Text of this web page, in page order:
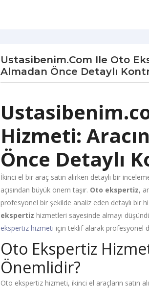
Ustasibenim.com Ile Oto
Almadan Önce Detaylı
Hizmeti:
Önce Detaylı
İkinci el bir araç satın alırken detaylı bir
açısından büyük önem taşır. Oto ekspertiz,
profesyonel bir şekilde analiz eden detaylı bir
ekspertiz hizmetleri sayesinde almayı
ekspertiz hizmeti için teklif alarak profesyonel
Oto Ekspertiz
Önemlidir?
Oto ekspertiz hizmeti, ikinci el araçların satın